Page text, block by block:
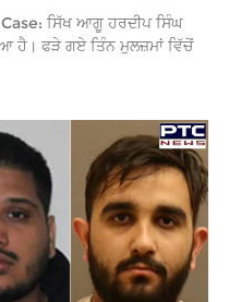
ਸਿੱਖ ਆਗੂ ਹਰਦੀਪ ਸਿੰਘ
ਹੈ। ਫੜੇ ਗਏ ਤਿੰਨ ਮੁਲਜ਼ਮਾਂ ਵਿੱਚੋਂ